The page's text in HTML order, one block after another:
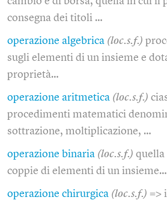
consegna dei titoli …
operazione algebrica (loc.s.f.)
sugli elementi di un insieme e
proprietà…
operazione aritmetica (loc.s.f.)
procedimenti matematici
sottrazione, moltiplicazione, …
operazione binaria (loc.s.f.) quella
coppie di elementi di un insieme…
operazione chirurgica (loc.s.f.) =>